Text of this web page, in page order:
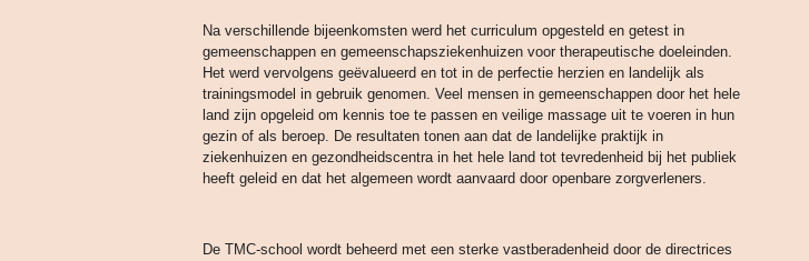
Na verschillende bijeenkomsten werd het curriculum opgesteld en getest in
gemeenschappen en gemeenschapsziekenhuizen voor therapeutische doeleinden.
Het werd vervolgens geëvalueerd en tot in de perfectie herzien en landelijk als
trainingsmodel in gebruik genomen. Veel mensen in gemeenschappen door het hele
land zijn opgeleid om kennis toe te passen en veilige massage uit te voeren in hun
gezin of als beroep. De resultaten tonen aan dat de landelijke praktijk in
ziekenhuizen en gezondheidscentra in het hele land tot tevredenheid bij het publiek
heeft geleid en dat het algemeen wordt aanvaard door openbare zorgverleners.
De TMC-school wordt beheerd met een sterke vastberadenheid door de directrices